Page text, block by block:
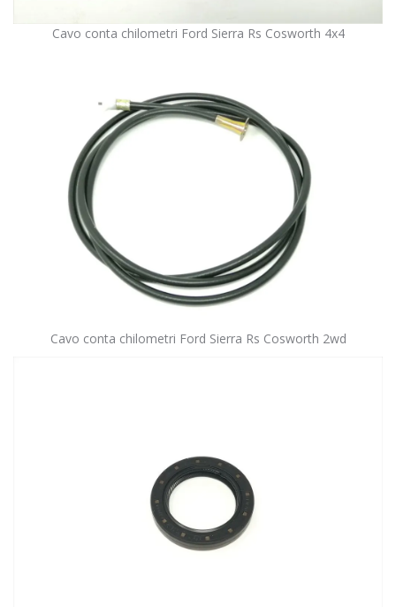
Cavo conta chilometri Ford Sierra Rs Cosworth 4x4
Cavo conta chilometri Ford Sierra Rs Cosworth 2wd